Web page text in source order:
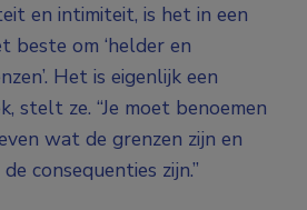
en intimiteit, is het in een
beste om ‘helder en
Het is eigenlijk een
stelt ze. “Je moet benoemen
wat de grenzen zijn en
consequenties zijn.”